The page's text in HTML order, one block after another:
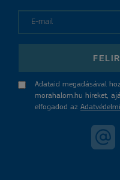
Adataid megadásával
morahalom.hu híreket,
elfogadod az